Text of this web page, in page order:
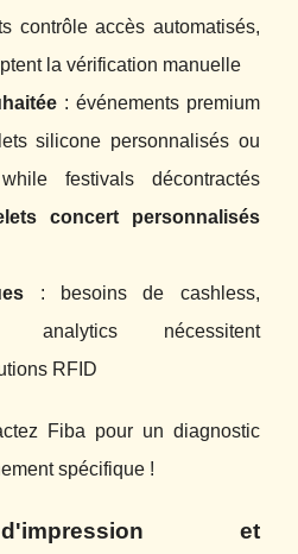
contrôle accès automatisés,
la vérification manuelle
: événements premium
silicone personnalisés ou
festivals décontractés
concert personnalisés
: besoins de cashless,
analytics nécessitent
RFID
Fiba pour un diagnostic
spécifique !
et